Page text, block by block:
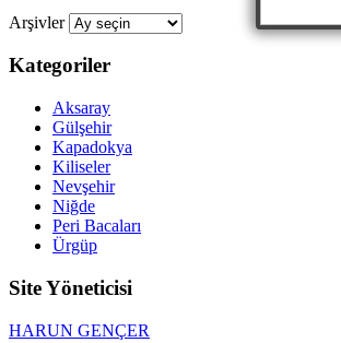
Arşivler
Kategoriler
Aksaray
Gülşehir
Kapadokya
Kiliseler
Nevşehir
Niğde
Peri Bacaları
Ürgüp
Site Yöneticisi
HARUN GENÇER